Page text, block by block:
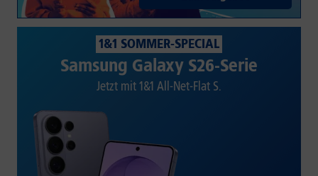
1&1 SOMMER-SPECIAL
Samsung Galaxy S26-Serie
Jetzt mit 1&1 All-Net-Flat S.